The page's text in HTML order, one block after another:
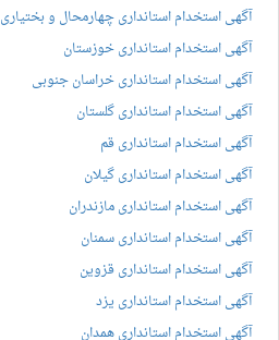
آگهی استخدام استانداری چهارمحال و بختیاری
آگهی استخدام استانداری خوزستان
آگهی استخدام استانداری خراسان جنوبی
آگهی استخدام استانداری گلستان
آگهی استخدام استانداری قم
آگهی استخدام استانداری گیلان
آگهی استخدام استانداری مازندران
آگهی استخدام استانداری سمنان
آگهی استخدام استانداری قزوین
آگهی استخدام استانداری یزد
آگهی استخدام استانداری همدان